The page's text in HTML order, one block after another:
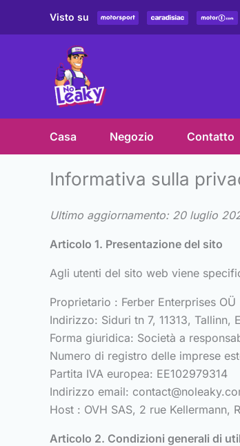
Visto su
Casa Negozio Contatto
Informativa sulla
Ultimo aggiornamento: 20 luglio
Articolo 1. Presentazione del sito
Agli utenti del sito web viene
Proprietario : Ferber Enterprises OÜ
Indirizzo: Siduri tn 7, 11313, Tallinn,
Forma giuridica: Società a
Numero di registro delle imprese
Partita IVA europea: EE102979314
Indirizzo email:
Host : OVH SAS, 2 rue Kellermann,
Articolo 2. Condizioni generali di